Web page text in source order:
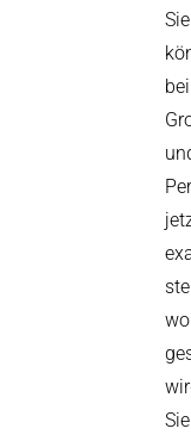
Sie
bei
wo
Sie